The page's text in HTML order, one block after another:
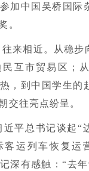
加中国吴桥国际
。
往来相近。从稳步
互市贸易区；
，到中国学生
交往亮点纷呈。
近平总书记谈起“
客运列车恢复运
深有感触：“去